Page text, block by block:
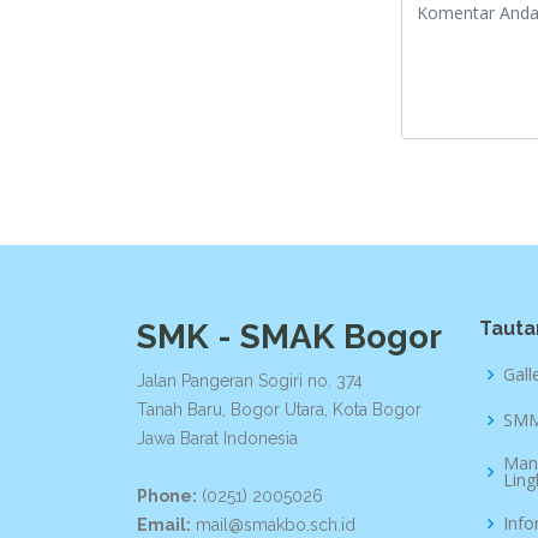
SMK - SMAK Bogor
Jalan Pangeran Sogiri no. 374
Tanah Baru, Bogor Utara, Kota Bogor
Jawa Barat Indonesia
Phone: (0251) 2005026
Email: mail@smakbo.sch.id